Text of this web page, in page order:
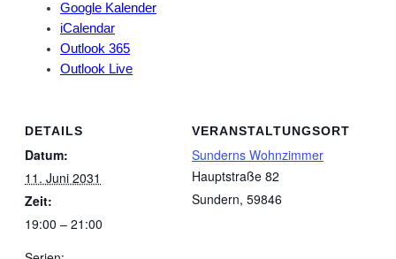
Google Kalender
iCalendar
Outlook 365
Outlook Live
DETAILS
Datum:
11. Juni 2031
Zeit:
19:00 – 21:00
VERANSTALTUNGSORT
Sunderns Wohnzimmer
Hauptstraße 82
Sundern, 59846